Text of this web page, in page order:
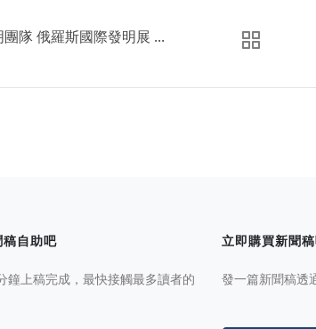
隊 俄羅斯國際發明展 ...
稿自助吧
鐘上稿完成，最快接觸最多讀者的
立即購買新聞
發一篇新聞稿透